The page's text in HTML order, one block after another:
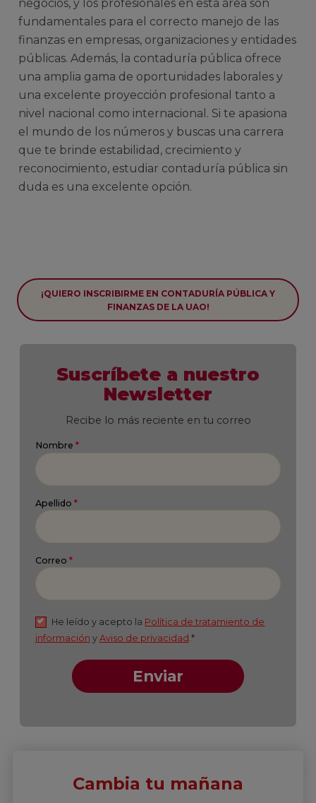
negocios, y los profesionales en esta área son
fundamentales para el correcto manejo de las
finanzas en empresas, organizaciones y entidades
públicas. Además, la contaduría pública ofrece
una amplia gama de oportunidades laborales y
una excelente proyección profesional tanto a
nivel nacional como internacional. Si te apasiona
el mundo de los números y buscas una carrera
que te brinde estabilidad, crecimiento y
reconocimiento, estudiar contaduría pública sin
duda es una excelente opción.
¡QUIERO INSCRIBIRME EN CONTADURÍA PÚBLICA Y
FINANZAS DE LA UAO!
Cambia tu mañana